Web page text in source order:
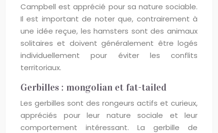
Campbell est apprécié pour sa nature sociable.
Il est important de noter que, contrairement à
une idée reçue, les hamsters sont des animaux
solitaires et doivent généralement être logés
individuellement pour éviter les conflits
territoriaux.
Gerbilles : mongolian et fat-tailed
Les gerbilles sont des rongeurs actifs et curieux,
appréciés pour leur nature sociale et leur
comportement intéressant. La gerbille de